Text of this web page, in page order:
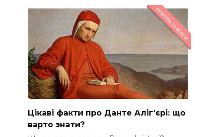
Цікаві факти про Данте Аліг’єрі: що
варто знати?